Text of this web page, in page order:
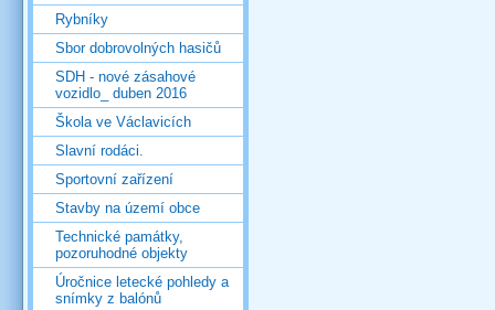
Rybníky
Sbor dobrovolných hasičů
SDH - nové zásahové
vozidlo_ duben 2016
Škola ve Václavicích
Slavní rodáci.
Sportovní zařízení
Stavby na území obce
Technické památky,
pozoruhodné objekty
Úročnice letecké pohledy a
snímky z balónů